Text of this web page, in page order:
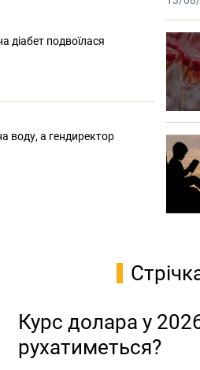
діабет подвоїлася
воду, а гендиректор
Курс долара у
рухатиметься?